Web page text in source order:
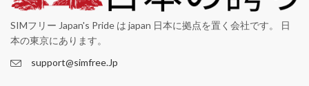
SIMフリー Japan's Pride は japan 日本に拠点を置く会社です。 日
本の東京にあります。
support@simfree.Jp